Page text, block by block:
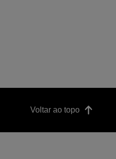
Voltar ao topo